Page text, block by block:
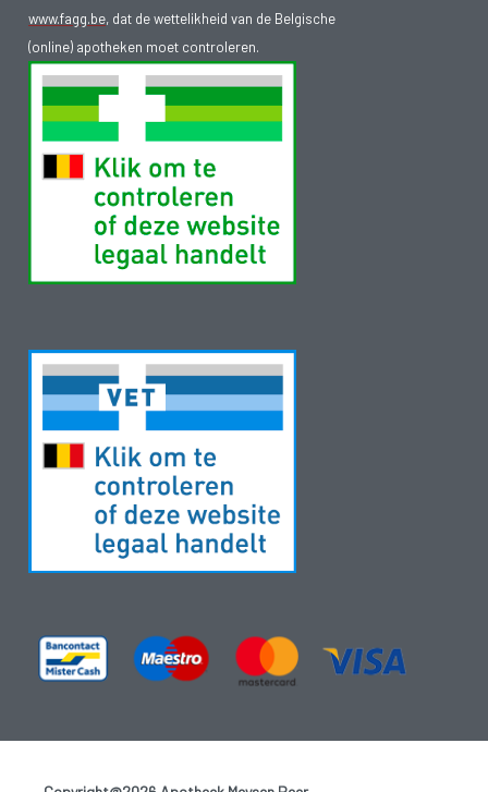
www.fagg.be, dat de wettelikheid van de Belgische
(online) apotheken moet controleren.